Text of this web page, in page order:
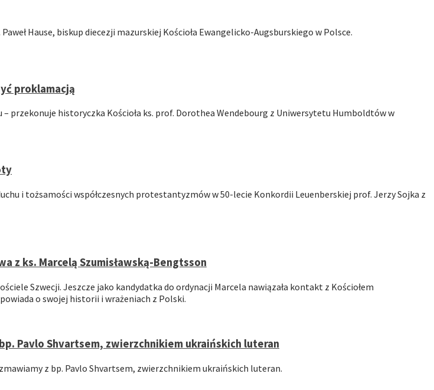
Hause, biskup diecezji mazurskiej Kościoła Ewangelicko-Augsburskiego w Polsce.
proklamacją
przekonuje historyczka Kościoła ks. prof. Dorothea Wendebourg z Uniwersytetu Humboldtów w
i tożsamości współczesnych protestantyzmów w 50-lecie Konkordii Leuenberskiej prof. Jerzy Sojka z
z ks. Marcelą Szumisławską-Bengtsson
Szwecji. Jeszcze jako kandydatka do ordynacji Marcela nawiązała kontakt z Kościołem
o swojej historii i wrażeniach z Polski.
Pavlo Shvartsem, zwierzchnikiem ukraińskich luteran
z bp. Pavlo Shvartsem, zwierzchnikiem ukraińskich luteran.